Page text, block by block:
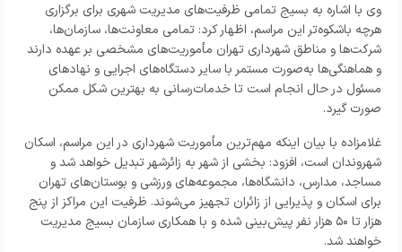
وی با اشاره به بسیج تمامی ظرفیت‌های مدیریت شهری برای برگزاری
هرچه باشکوه‌تر این مراسم، اظهار کرد: تمامی معاونت‌ها، سازمان‌ها،
شرکت‌ها و مناطق شهرداری تهران مأموریت‌های مشخصی بر عهده دارند
و هماهنگی‌ها به‌صورت مستمر با سایر دستگاه‌های اجرایی و نهادهای
مسئول در حال انجام است تا خدمات‌رسانی به بهترین شکل ممکن
صورت گیرد.
غلامزاده با بیان اینکه مهم‌ترین مأموریت شهرداری در این مراسم، اسکان
شهروندان است، افزود: بخشی از شهر به زائرشهر تبدیل خواهد شد و
مساجد، مدارس، دانشگاه‌ها، مجموعه‌های ورزشی و بوستان‌های تهران
برای اسکان و پذیرایی از زائران تجهیز می‌شوند. ظرفیت این مراکز از پنج
هزار تا ۵۰ هزار نفر پیش‌بینی شده و با همکاری سازمان بسیج مدیریت
خواهند شد.